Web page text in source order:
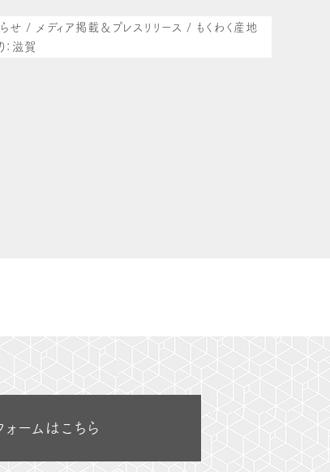
せ / メディア掲載＆プレスリリース / もくわく産地
：滋賀
ームはこちら